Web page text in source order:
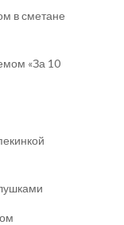
в сметане
«За 10